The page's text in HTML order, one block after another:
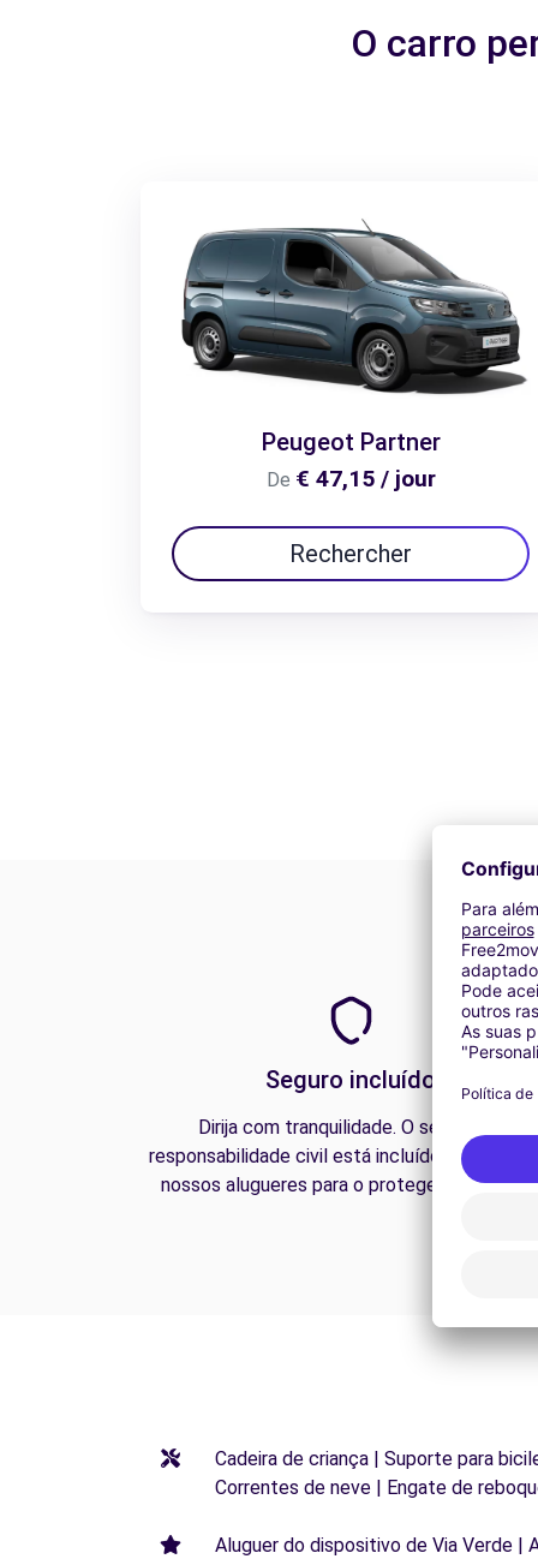
O carro
Peugeot Partner
De € 47,15 / jour
Rechercher
Seguro incluído
Dirija com tranquilidade. O seguro de
responsabilidade civil está incluído em todos
nossos alugueres para o proteger na
Cadeira de criança | Suporte para
Correntes de neve | Engate de
Aluguer do dispositivo de Via Verde |